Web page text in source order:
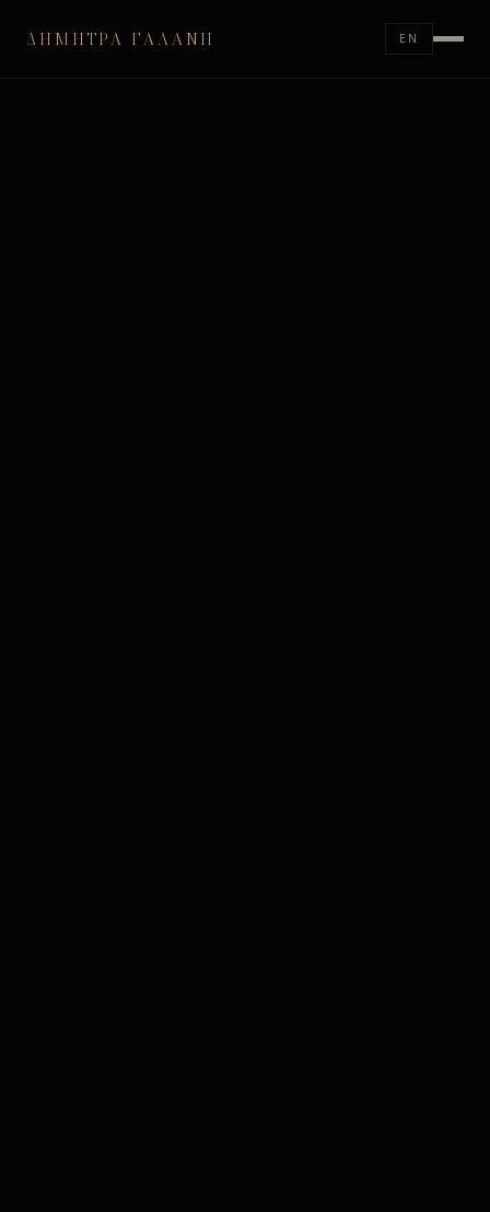
ΔΉΜΗΤΡΑ ΓΑΛΆΝΗ EN